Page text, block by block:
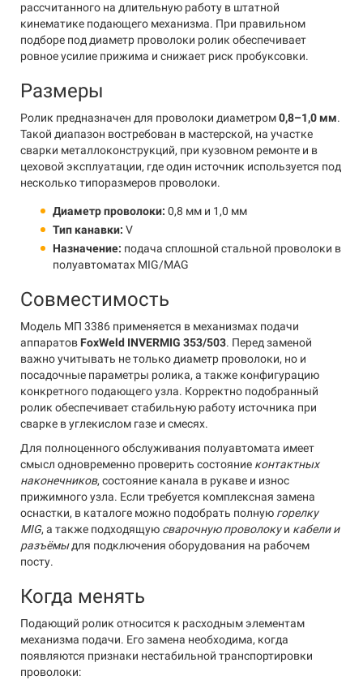
рассчитанного на длительную работу в штатной
кинематике подающего механизма. При правильном
подборе под диаметр проволоки ролик обеспечивает
ровное усилие прижима и снижает риск пробуксовки.
Размеры
Ролик предназначен для проволоки диаметром0,8–1,0 мм.
Такой диапазон востребован в мастерской, на участке
сварки металлоконструкций, при кузовном ремонте и в
цеховой эксплуатации, где один источник используется под
несколько типоразмеров проволоки.
Диаметр проволоки: 0,8 мм и 1,0 мм
Тип канавки: V
Назначение: подача сплошной стальной проволоки в
полуавтоматах MIG/MAG
Совместимость
Модель МП 3386 применяется в механизмах подачи
аппаратов FoxWeld INVERMIG 353/503. Перед заменой
важно учитывать не только диаметр проволоки, но и
посадочные параметры ролика, а также конфигурацию
конкретного подающего узла. Корректно подобранный
ролик обеспечивает стабильную работу источника при
сварке в углекислом газе и смесях.
Для полноценного обслуживания полуавтомата имеет
смысл одновременно проверить состояние контактных
наконечников, состояние канала в рукаве и износ
прижимного узла. Если требуется комплексная замена
оснастки, в каталоге можно подобрать полную горелку
MIG, а также подходящую сварочную проволокуи кабели и
разъёмыдля подключения оборудования на рабочем
посту.
Когда менять
Подающий ролик относится к расходным элементам
механизма подачи. Его замена необходима, когда
появляются признаки нестабильной транспортировки
проволоки: